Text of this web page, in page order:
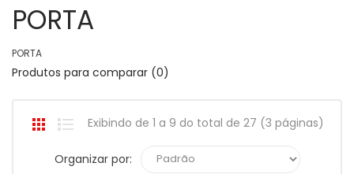
PORTA
PORTA
Produtos para comparar (0)
Exibindo de 1 a 9 do total de 27 (3 páginas)
Organizar por: